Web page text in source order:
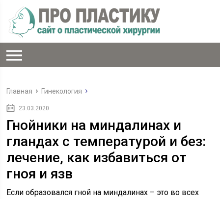
Главная Гинекология
23.03.2020
Гнойники на миндалинах и
гландах с температурой и без:
лечение, как избавиться от
гноя и язв
Если образовался гной на миндалинах – это во всех